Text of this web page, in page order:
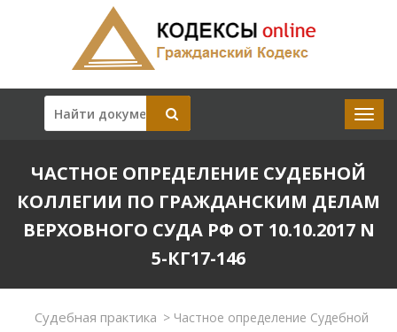
ЧАСТНОЕ ОПРЕДЕЛЕНИЕ СУДЕБНОЙ
КОЛЛЕГИИ ПО ГРАЖДАНСКИМ ДЕЛАМ
ВЕРХОВНОГО СУДА РФ ОТ 10.10.2017 N
5-КГ17-146
Судебная практика > Частное определение Судебной